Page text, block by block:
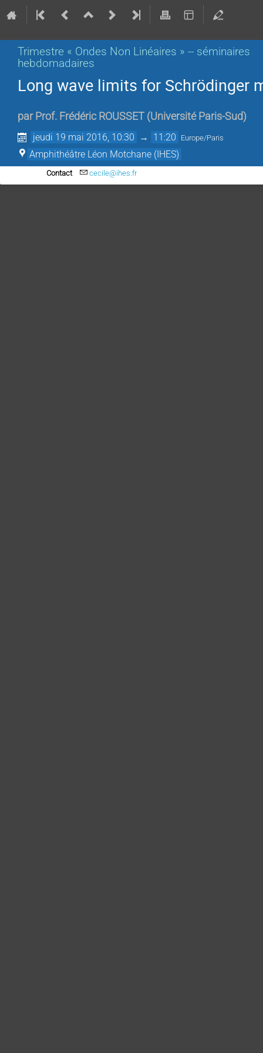
Trimestre « Ondes Non Linéaires » -- séminaires
hebdomadaires
Long wave limits for Schrödinger
par Prof. Frédéric ROUSSET (Université Paris-Sud)
jeudi 19 mai 2016, 10:30 → 11:20 Europe/Paris
Amphithéâtre Léon Motchane (IHES)
Contact cecile@ihes.fr